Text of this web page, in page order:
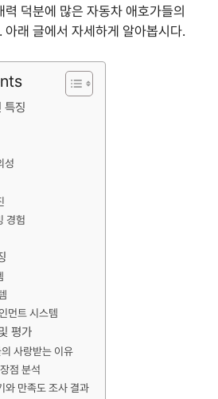
력 덕분에 많은 자동차 애호가들의
래 글에서 자세하게 알아봅시다.
특징
성
경험
먼트 시스템
평가
사랑받는 이유
점 분석
와 만족도 조사 결과